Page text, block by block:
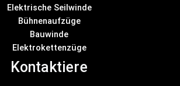
Elektrische Seilwinde
Bühnenaufzüge
Bauwinde
Elektrokettenzüge
Kontaktiere